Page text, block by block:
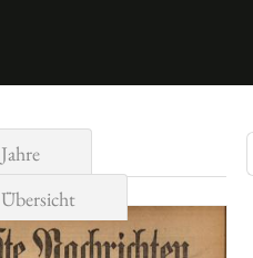
Jahre
Übersicht